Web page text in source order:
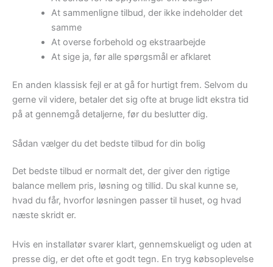
At sammenligne tilbud, der ikke indeholder det
samme
At overse forbehold og ekstraarbejde
At sige ja, før alle spørgsmål er afklaret
En anden klassisk fejl er at gå for hurtigt frem. Selvom du
gerne vil videre, betaler det sig ofte at bruge lidt ekstra tid
på at gennemgå detaljerne, før du beslutter dig.
Sådan vælger du det bedste tilbud for din bolig
Det bedste tilbud er normalt det, der giver den rigtige
balance mellem pris, løsning og tillid. Du skal kunne se,
hvad du får, hvorfor løsningen passer til huset, og hvad
næste skridt er.
Hvis en installatør svarer klart, gennemskueligt og uden at
presse dig, er det ofte et godt tegn. En tryg købsoplevelse